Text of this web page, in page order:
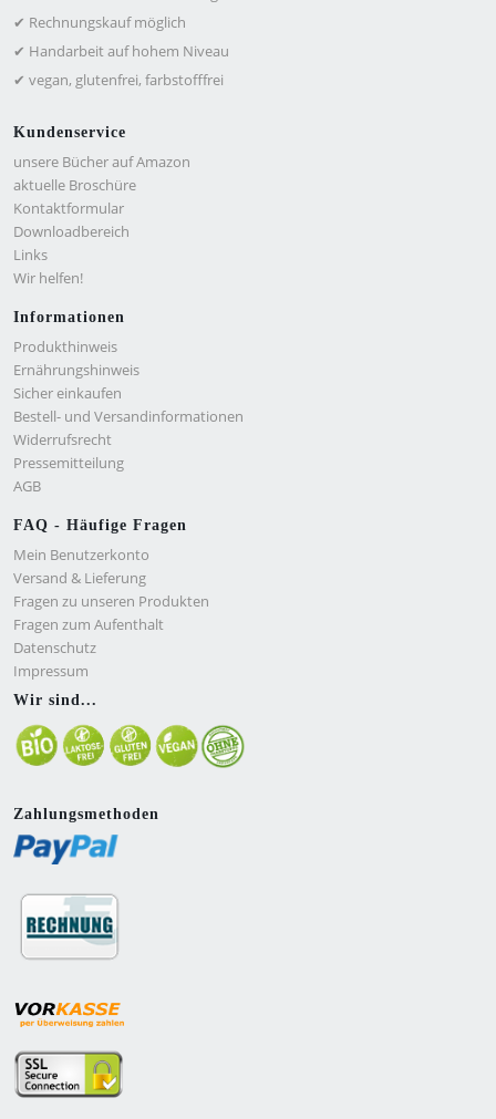
✔ Rechnungskauf möglich
✔ Handarbeit auf hohem Niveau
✔ vegan, glutenfrei, farbstofffrei
Kundenservice
unsere Bücher auf Amazon
aktuelle Broschüre
Kontaktformular
Downloadbereich
Links
Wir helfen!
Informationen
Produkthinweis
Ernährungshinweis
Sicher einkaufen
Bestell- und Versandinformationen
Widerrufsrecht
Pressemitteilung
AGB
FAQ - Häufige Fragen
Mein Benutzerkonto
Versand & Lieferung
Fragen zu unseren Produkten
Fragen zum Aufenthalt
Datenschutz
Impressum
Wir sind...
Zahlungsmethoden